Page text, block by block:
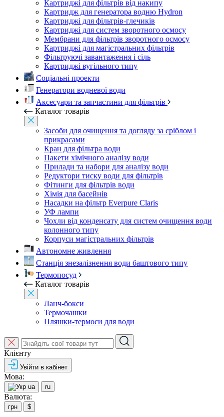
Картриджі для фільтрів від накипу
Картридж для генератора водню Hydron
Картриджі для фільтрів-глечиків
Картриджі для систем зворотного осмосу
Мембрани для фільтрів зворотного осмосу
Картриджі для магістральних фільтрів
Фільтруючі завантаження і сіль
Картриджі вугільного типу
Соціальні проекти
Генератори водневої води
Аксесуари та запчастини для фільтрів
Каталог товарів
Засоби для очищення та догляду за сріблом і
прикрасами
Кран для фільтра води
Пакети хімічного аналізу води
Прилади та набори для аналізу води
Редуктори тиску води для фільтрів
Фітинги для фільтрів води
Хімія для басейнів
Насадки на фільтр Everpure Claris
УФ лампи
Чохли від конденсату для систем очищення води
колонного типу
Корпуси магістральних фільтрів
Автономне живлення
Станція знезалізнення води баштового типу
Термопосуд
Каталог товарів
Ланч-бокси
Термочашки
Пляшки-термоси для води
Клієнту
Увійти в кабінет
Мова:
ua ru
Валюта:
грн $